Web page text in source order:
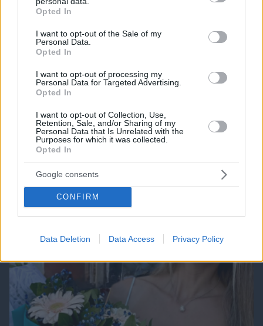
grant or deny consent to Google and its third-party tags to
use your data for below specified purposes in below Google
consent section.
Opted In
I want to opt-out of the Sale of my
Personal Data.
Opted In
I want to opt-out of processing my
Personal Data for Targeted Advertising.
Opted In
I want to opt-out of Collection, Use,
Retention, Sale, and/or Sharing of my
Personal Data that Is Unrelated with the
Purposes for which it was collected.
Opted In
Google consents
CONFIRM
Data Deletion Data Access Privacy Policy
Best of Network